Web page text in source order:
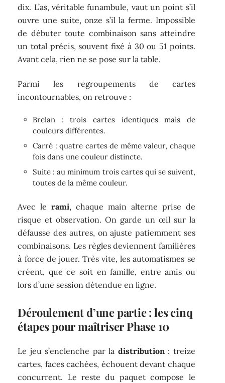
dix. L’as, véritable funambule, vaut un point s’il
ouvre une suite, onze s’il la ferme. Impossible
de débuter toute combinaison sans atteindre
un total précis, souvent fixé à 30 ou 51 points.
Avant cela, rien ne se pose sur la table.
Parmi les regroupements de cartes
incontournables, on retrouve :
Brelan : trois cartes identiques mais de
couleurs différentes.
Carré : quatre cartes de même valeur, chaque
fois dans une couleur distincte.
Suite : au minimum trois cartes qui se suivent,
toutes de la même couleur.
Avec lerami, chaque main alterne prise de
risque et observation. On garde un œil sur la
défausse des autres, on ajuste patiemment ses
combinaisons. Les règles deviennent familières
à force de jouer. Très vite, les automatismes se
créent, que ce soit en famille, entre amis ou
lors d’une session détendue en ligne.
Déroulement d’une partie : les cinq
étapes pour maîtriser Phase 10
Le jeu s’enclenche par la distribution: treize
cartes, faces cachées, échouent devant chaque
concurrent. Le reste du paquet compose le